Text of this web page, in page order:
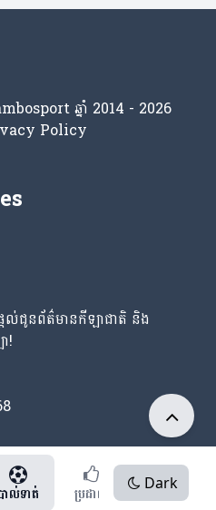
ាល់ទាត់ ប្រដាល់ ផ្សេងៗ
Dark
ឆ្នាំ 2014 - 2026
Policy
ល់ជូនព័ត៌មានកីឡាជាតិ និង
!